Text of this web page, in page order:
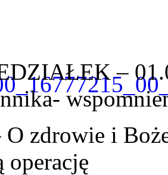
–
O zdrowie i
operację